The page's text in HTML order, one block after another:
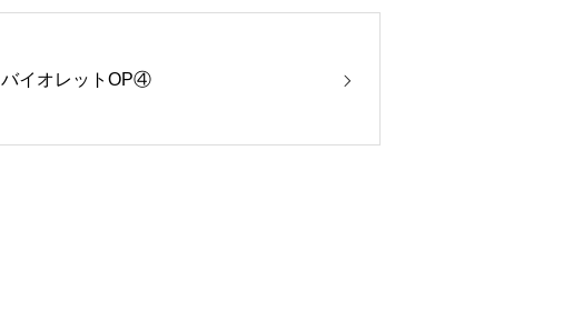
イオレットOP④